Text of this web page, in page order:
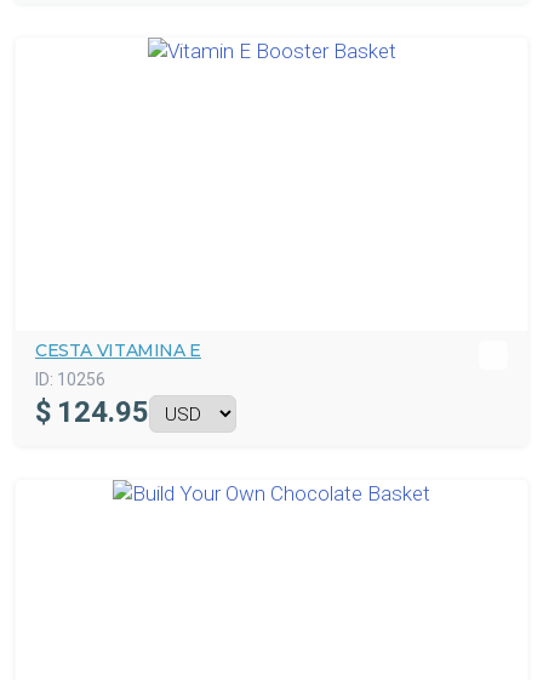
CESTA VITAMINA E
ID: 10256
$ 124.95